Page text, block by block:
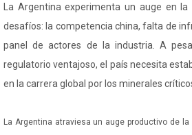
La Argentina experimenta un auge en
desafíos: la competencia china, falta de
panel de actores de la industria. A
regulatorio ventajoso, el país necesita
en la carrera global por los minerales
La Argentina atraviesa un auge productivo de